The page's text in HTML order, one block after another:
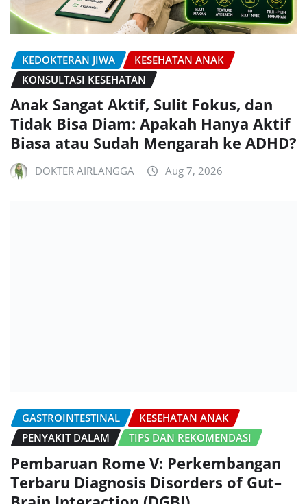
KEDOKTERAN JIWA
KESEHATAN ANAK
KONSULTASI KESEHATAN
Anak Sangat Aktif, Sulit Fokus, dan
Tidak Bisa Diam: Apakah Hanya Aktif
Biasa atau Sudah Mengarah ke ADHD?
DOKTER AIRLANGGA Aug 7, 2026
GASTROINTESTINAL
KESEHATAN ANAK
PENYAKIT DALAM
TIPS DAN REKOMENDASI
Pembaruan Rome V: Perkembangan
Terbaru Diagnosis Disorders of Gut–